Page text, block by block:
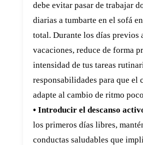
debe evitar pasar de trabajar
diarias a tumbarte en el sofá
total. Durante los días previos
vacaciones, reduce de forma
intensidad de tus tareas
responsabilidades para que el
adapte al cambio de ritmo
• Introducir el descanso
los primeros días libres,
conductas saludables que